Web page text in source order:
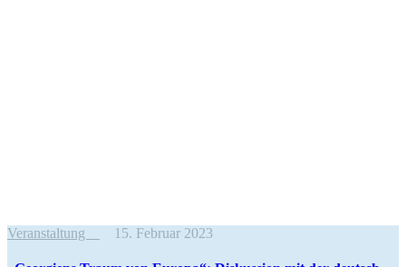
Veranstaltung 15. Februar 2023